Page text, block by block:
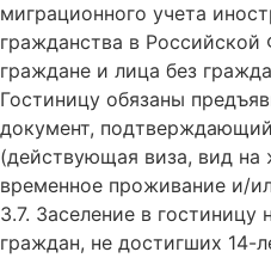
миграционного учета
гражданства в
граждане и лица без
Гостиницу обязаны
документ,
(действующая виза, вид на
временное проживание и/
3.7. Заселение в гостиницу
граждан, не достигших 14-